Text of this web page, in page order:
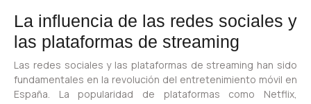
La influencia de las redes sociales y
las plataformas de streaming
Las redes sociales y las plataformas de streaming han sido
fundamentales en la revolución del entretenimiento móvil en
España. La popularidad de plataformas como Netflix,